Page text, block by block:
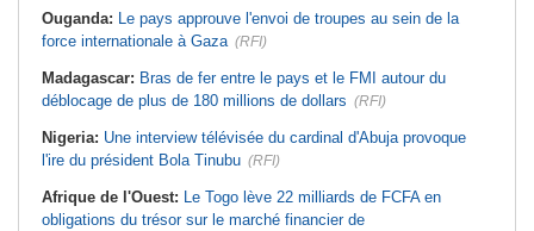
Ouganda: Le pays approuve l'envoi de troupes au sein de la
force internationale à Gaza (RFI)
Madagascar: Bras de fer entre le pays et le FMI autour du
déblocage de plus de 180 millions de dollars (RFI)
Nigeria: Une interview télévisée du cardinal d'Abuja provoque
l'ire du président Bola Tinubu (RFI)
Afrique de l'Ouest: Le Togo lève 22 milliards de FCFA en
obligations du trésor sur le marché financier de